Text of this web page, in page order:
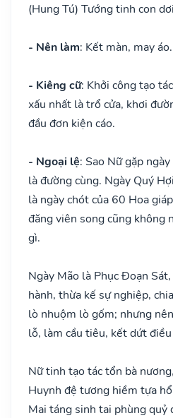
(Hung Tú) Tướng tinh con
- Nên làm: Kết màn, may áo.
- Kiêng cữ: Khởi công tạo
xấu nhất là trổ cửa, khơi
đầu đơn kiện cáo.
- Ngoại lệ: Sao Nữ gặp
là đường cùng. Ngày Quý
là ngày chót của 60 Hoa
đăng viên song cũng không
gì.
Ngày Mão là Phục Đoạn
hành, thừa kế sự nghiệp,
lò nhuộm lò gốm; nhưng
lỗ, làm cầu tiêu, kết dứt
Nữ tinh tạo tác tổn bà nương,
Huynh đệ tương hiềm tựa
Mai táng sinh tai phùng quỷ